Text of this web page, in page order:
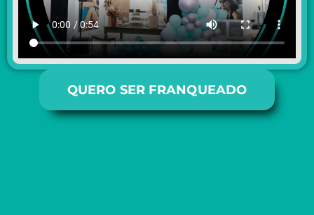
QUERO SER FRANQUEADO